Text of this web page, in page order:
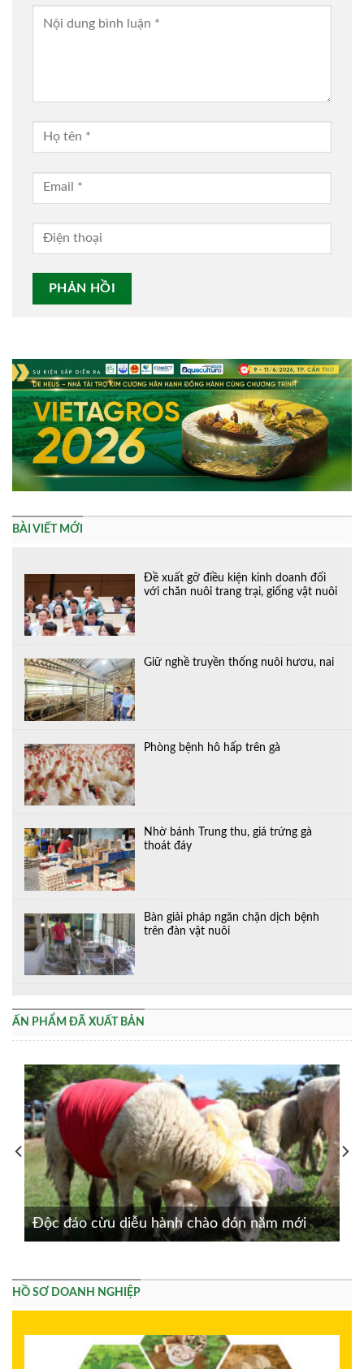
BÀI VIẾT MỚI
Đề xuất gỡ điều kiện kinh doanh đối
với chăn nuôi trang trại, giống vật nuôi
Giữ nghề truyền thống nuôi hươu, nai
Phòng bệnh hô hấp trên gà
Nhờ bánh Trung thu, giá trứng gà
thoát đáy
Bàn giải pháp ngăn chặn dịch bệnh
trên đàn vật nuôi
ẤN PHẨM ĐÃ XUẤT BẢN
Độc đáo cừu diễu hành chào đón năm mới
HỒ SƠ DOANH NGHIỆP